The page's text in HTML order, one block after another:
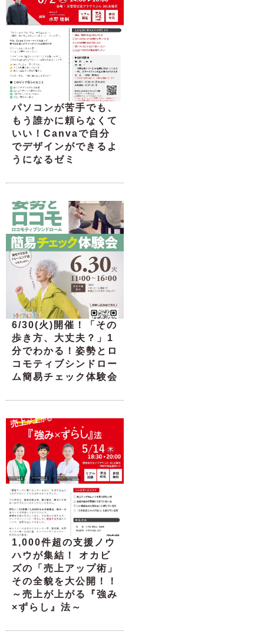
パソコンが苦手でも、
もう誰かに頼らなくて
いい！Canvaで自分
でデザインができるよ
うになるゼミ
6/30(火)開催！「その
歩き方、大丈夫？」1
分でわかる！姿勢とロ
コモティブシンドロー
ム簡易チェック体験会
1,000件超の支援ノウ
ハウが集結！ オカビ
ズの「売上アップ術」
その全貌を大公開！！
～売上が上がる『強み
×ずらし』法～